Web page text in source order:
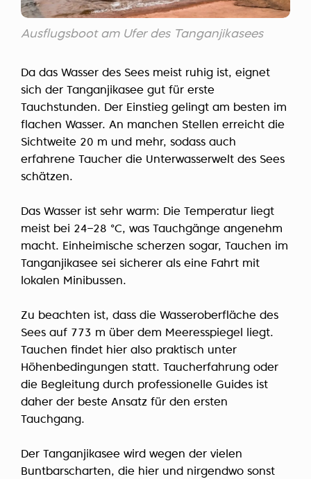
Ausflugsboot am Ufer des Tanganjikasees
Da das Wasser des Sees meist ruhig ist, eignet
sich der Tanganjikasee gut für erste
Tauchstunden. Der Einstieg gelingt am besten im
flachen Wasser. An manchen Stellen erreicht die
Sichtweite 20 m und mehr, sodass auch
erfahrene Taucher die Unterwasserwelt des Sees
schätzen.
Das Wasser ist sehr warm: Die Temperatur liegt
meist bei 24–28 °C, was Tauchgänge angenehm
macht. Einheimische scherzen sogar, Tauchen im
Tanganjikasee sei sicherer als eine Fahrt mit
lokalen Minibussen.
Zu beachten ist, dass die Wasseroberfläche des
Sees auf 773 m über dem Meeresspiegel liegt.
Tauchen findet hier also praktisch unter
Höhenbedingungen statt. Taucherfahrung oder
die Begleitung durch professionelle Guides ist
daher der beste Ansatz für den ersten
Tauchgang.
Der Tanganjikasee wird wegen der vielen
Buntbarscharten, die hier und nirgendwo sonst